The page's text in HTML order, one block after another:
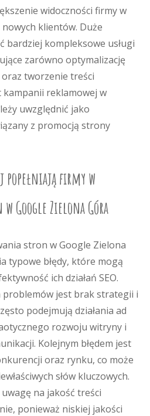
widoczności firmy w
klientów. Duże
bardziej kompleksowe usługi
zarówno optymalizację
tworzenie treści
reklamowej w
uwzględnić jako
z promocją strony
popełniają firmy w
Google Zielona Góra
stron w Google Zielona
typowe błędy, które mogą
ich działań SEO.
problemów jest brak strategii i
podejmują działania ad
rozwoju witryny i
Kolejnym błędem jest
oraz rynku, co może
słów kluczowych.
na jakość treści
ponieważ niskiej jakości